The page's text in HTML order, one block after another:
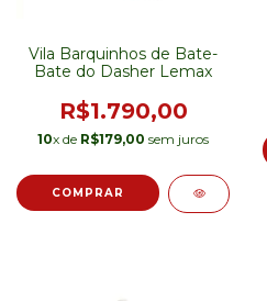
Vila Barquinhos de Bate-
Bate do Dasher Lemax
R$1.790,00
10x de R$179,00 sem juros